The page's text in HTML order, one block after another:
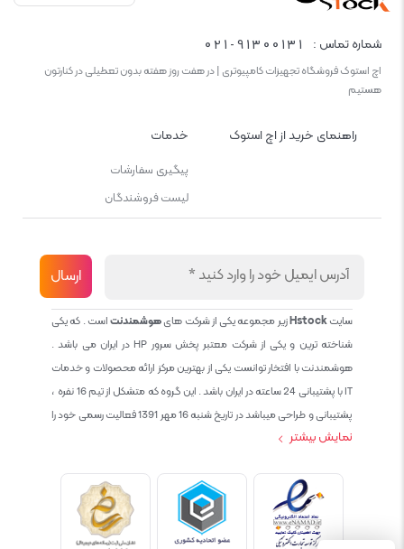
شماره تماس : 021-91300131
اچ استوک فروشگاه تجهیزات کامپیوتری | در هفت روز هفته بدون تعطیلی در کنارتون
هستیم
راهنمای خرید از اچ استوک خدمات
پیگیری سفارشات
لیست فروشندگان
سایتHstockزیر مجموعه یکی از شرکت هایهوشمندنتاست . که یکی
شناخته ترین و یکی از شرکت معتبر پخش سرور HP در ایران می باشد .
هوشمندنت با افتخار توانست یکی از بهترین مرکز ارائه محصولات و خدمات
IT با پشتیبانی 24 ساعته در ایران باشد . این گروه که متشکل از تیم 16 نفره ،
پشتیبانی و طراحی میباشد در تاریخ شنبه 16 مهر 1391 فعالیت رسمی خود را
بوده و هست و تمام تلاش ما خدماتی کامل و بدون عیب به تمام مشتریان
عزیز میباشد حال با توجه به در خواست مشتریان و همکاران سعی کردیم
سایتی اماده کنیم که تمام مشتریان عزیزمان با خیال راحت تمام محصولات
نمایش بیشتر